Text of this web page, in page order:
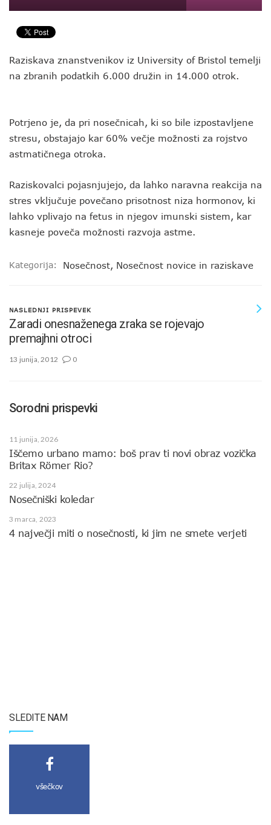
Raziskava znanstvenikov iz University of Bristol temelji
na zbranih podatkih 6.000 družin in 14.000 otrok.
Potrjeno je, da pri nosečnicah, ki so bile izpostavljene
stresu, obstajajo kar 60% večje možnosti za rojstvo
astmatičnega otroka.
Raziskovalci pojasnjujejo, da lahko naravna reakcija na
stres vključuje povečano prisotnost niza hormonov, ki
lahko vplivajo na fetus in njegov imunski sistem, kar
kasneje poveča možnosti razvoja astme.
Kategorija: Nosečnost, Nosečnost novice in raziskave
NASLEDNJI PRISPEVEK
Zaradi onesnaženega zraka se rojevajo
premajhni otroci
13 junija, 2012 0
Sorodni prispevki
11 junija, 2026
Iščemo urbano mamo: boš prav ti novi obraz vozička
Britax Römer Rio?
22 julija, 2024
Nosečniški koledar
3 marca, 2023
4 največji miti o nosečnosti, ki jim ne smete verjeti
SLEDITE NAM
všečkov